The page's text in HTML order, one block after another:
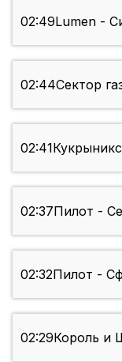
02:49Lumen -
02:44Сектор
02:41
02:37Пилот -
02:32Пилот -
02:29Король и